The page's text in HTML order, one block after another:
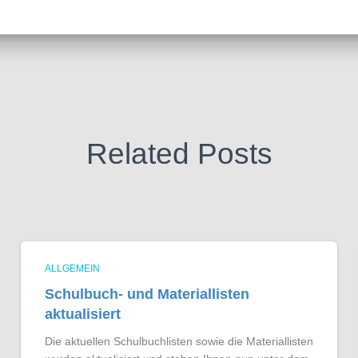
Related Posts
ALLGEMEIN
Schulbuch- und Materiallisten
aktualisiert
Die aktuellen Schulbuchlisten sowie die Materiallisten